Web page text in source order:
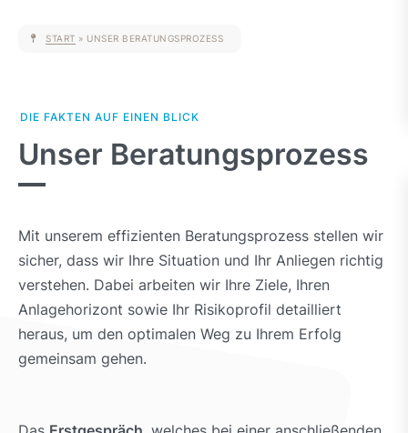
START » UNSER BERATUNGSPROZESS
Unser Beratungsprozess
Mit unserem effizienten Beratungsprozess stellen wir
sicher, dass wir Ihre Situation und Ihr Anliegen richtig
verstehen. Dabei arbeiten wir Ihre Ziele, Ihren
Anlagehorizont sowie Ihr Risikoprofil detailliert
heraus, um den optimalen Weg zu Ihrem Erfolg
gemeinsam gehen.